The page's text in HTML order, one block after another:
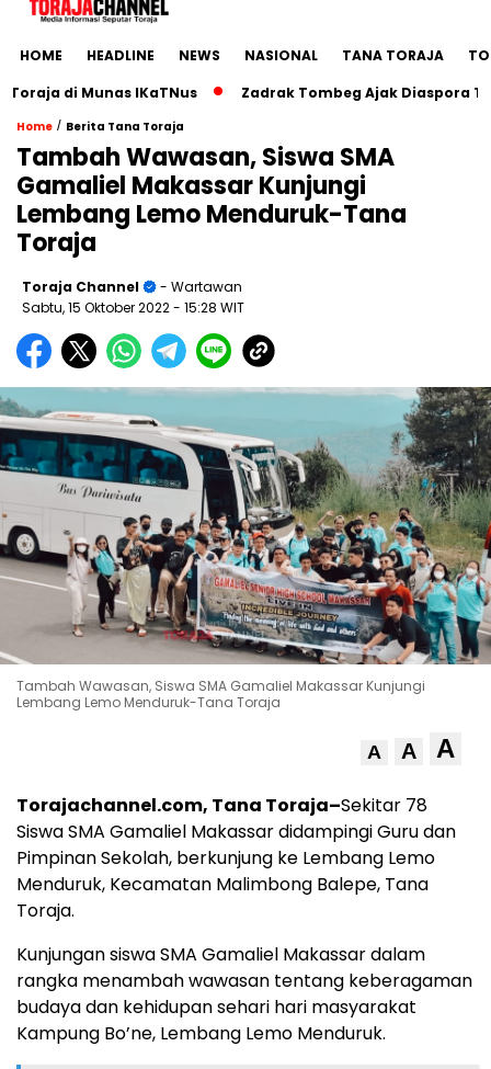
HOME HEADLINE NEWS NASIONAL TANA TORAJA
di Munas IKaTNus
Zadrak Tombeg Ajak Diaspora Toraja
Home / Berita Tana Toraja
Tambah Wawasan, Siswa SMA
Gamaliel Makassar Kunjungi
Lembang Lemo Menduruk-Tana
Toraja
Toraja Channel
- Wartawan
Sabtu, 15 Oktober 2022- 15:28 WIT
Tambah Wawasan, Siswa SMA Gamaliel Makassar Kunjungi
Lembang Lemo Menduruk-Tana Toraja
A A A
Torajachannel.com, Tana Toraja–Sekitar 78
Siswa SMA Gamaliel Makassar didampingi Guru dan
Pimpinan Sekolah, berkunjung ke Lembang Lemo
Menduruk, Kecamatan Malimbong Balepe, Tana
Toraja.
Kunjungan siswa SMA Gamaliel Makassar dalam
rangka menambah wawasan tentang keberagaman
budaya dan kehidupan sehari hari masyarakat
Kampung Bo’ne, Lembang Lemo Menduruk.